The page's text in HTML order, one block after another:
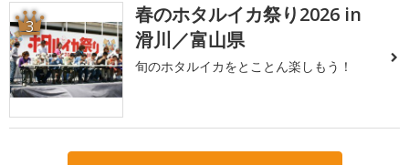
3
春のホタルイカ祭り2026 in
滑川／富山県
旬のホタルイカをとことん楽しもう！